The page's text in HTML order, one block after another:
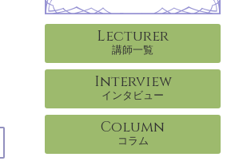
Lecturer
講師一覧
Interview
インタビュー
Column
コラム